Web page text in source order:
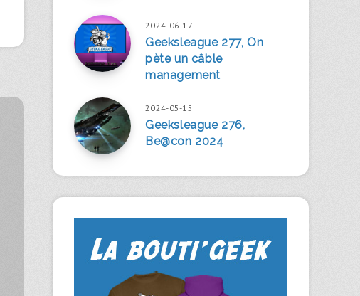
2024-06-17
Geeksleague 277, On
pète un câble
management
2024-05-15
Geeksleague 276,
Be@con 2024